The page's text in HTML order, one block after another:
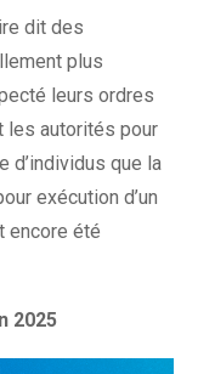
dit des
plus
leurs ordres
les autorités pour
d’individus que la
exécution d’un
encore été
2025